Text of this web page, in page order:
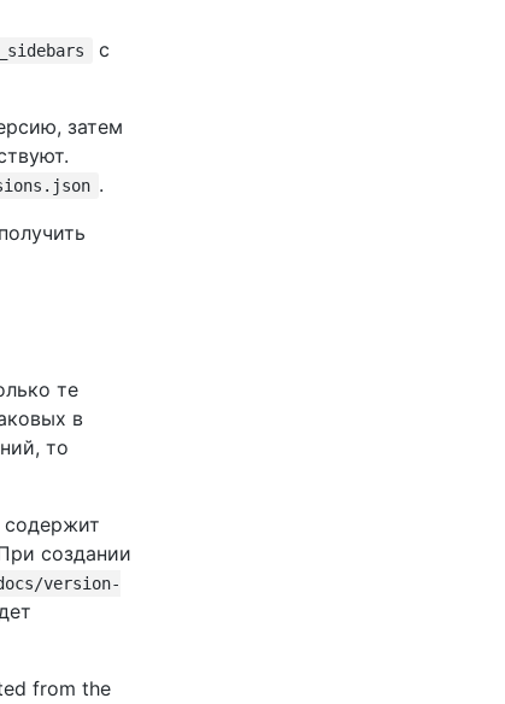
с
затем
.
те
в
то
содержит
создании
version-
from the